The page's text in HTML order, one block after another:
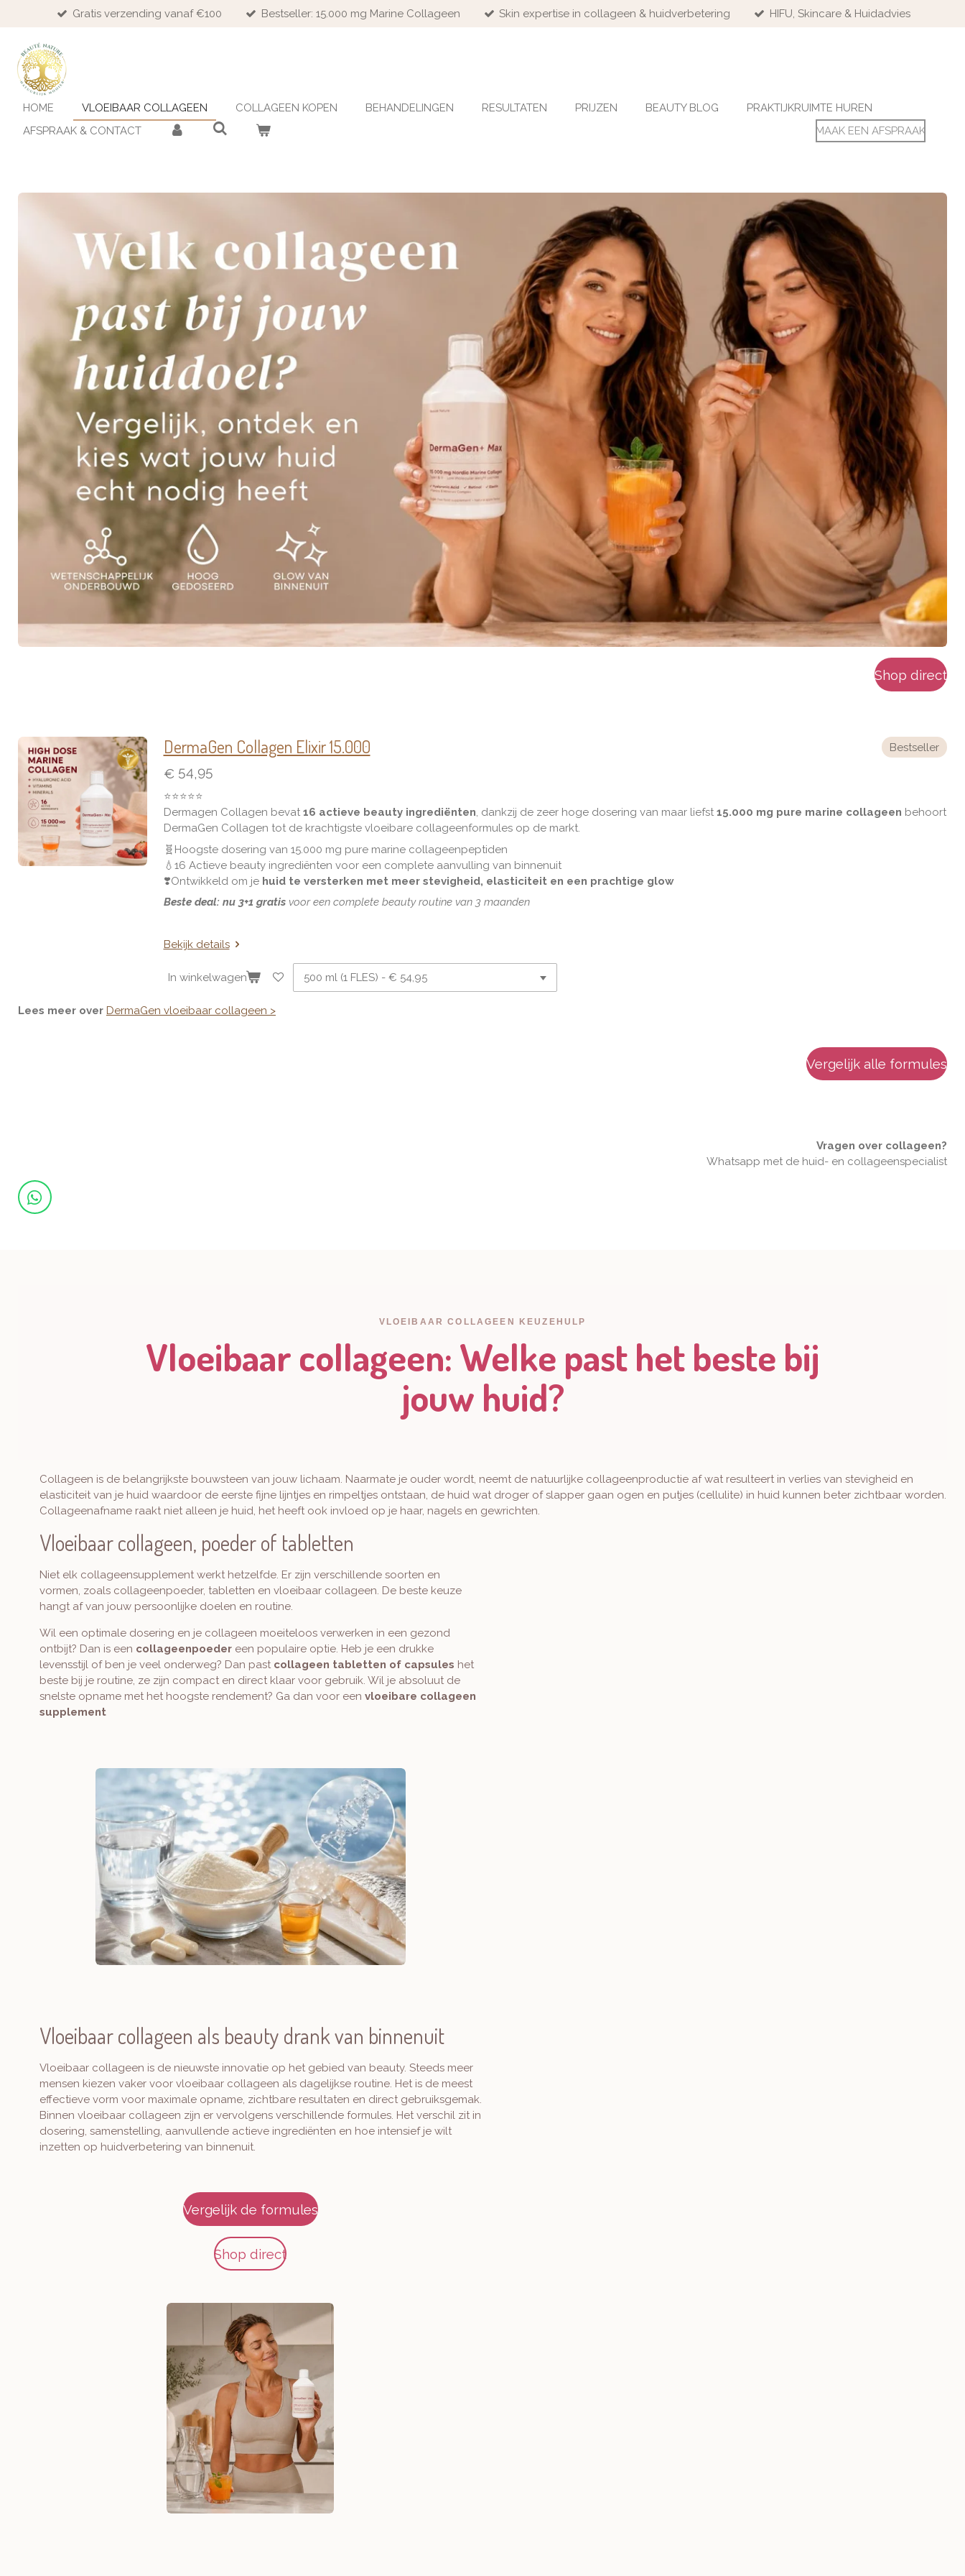
naar
de
hoofdinhoud
Gratis verzending vanaf €100 Bestseller: 15.000 mg Marine Collageen Skin expertise in collageen & huidverbetering HIFU, Skincare & Huidadvies
HOME VLOEIBAAR COLLAGEEN COLLAGEEN KOPEN BEHANDELINGEN RESULTATEN PRIJZEN BEAUTY BLOG
PRAKTIJKRUIMTE HUREN
AFSPRAAK & CONTACT
MAAK EEN AFSPRAAK
Shop direct
Bestseller
DermaGen Collagen Elixir 15.000
€ 54,95
⭐️⭐️⭐️⭐️⭐️
Dermagen Collagen bevat 16 actieve beauty ingrediënten, dankzij de zeer hoge dosering van maar liefst 15.000 mg pure marine collageen behoort
DermaGen Collagen tot de krachtigste vloeibare collageenformules op de markt.
🧬 Hoogste dosering van 15.000 mg pure marine collageenpeptiden
💧 16 Actieve beauty ingrediënten voor een complete aanvulling van binnenuit
❣️Ontwikkeld om je huid te versterken met meer stevigheid, elasticiteit en een prachtige glow
Beste deal: nu 3+1 gratisvoor een complete beauty routine van 3 maanden
Bekijk details
In winkelwagen
Lees meer over DermaGen vloeibaar collageen >
Vergelijk alle formules
Vragen over collageen?
Whatsapp met de huid- en collageenspecialist
W
VLOEIBAAR COLLAGEEN KEUZEHULP
Vloeibaar collageen: Welke past het beste bij
jouw huid?
Collageen is de belangrijkste bouwsteen van jouw lichaam. Naarmate je ouder wordt, neemt de natuurlijke collageenproductie af wat resulteert in verlies van stevigheid en
elasticiteit van je huid waardoor de eerste fijne lijntjes en rimpeltjes ontstaan, de huid wat droger of slapper gaan ogen en putjes (cellulite) in huid kunnen beter zichtbaar worden.
Collageenafname raakt niet alleen je huid, het heeft ook invloed op je haar, nagels en gewrichten.
Vloeibaar collageen, poeder of tabletten
Niet elk collageensupplement werkt hetzelfde. Er zijn verschillende soorten en
vormen, zoals collageenpoeder, tabletten en vloeibaar collageen. De beste keuze
hangt af van jouw persoonlijke doelen en routine.
Wil een optimale dosering en je collageen moeiteloos verwerken in een gezond
ontbijt? Dan is een collageenpoeder een populaire optie. Heb je een drukke
levensstijl of ben je veel onderweg? Dan past collageen tabletten of capsules het
beste bij je routine, ze zijn compact en direct klaar voor gebruik. Wil je absoluut de
snelste opname met het hoogste rendement? Ga dan voor een vloeibare collageen
supplement
Vloeibaar collageen als beauty drank van binnenuit
Vloeibaar collageen is de nieuwste innovatie op het gebied van beauty. Steeds meer
mensen kiezen vaker voor vloeibaar collageen als dagelijkse routine. Het is de meest
effectieve vorm voor maximale opname, zichtbare resultaten en direct gebruiksgemak.
Binnen vloeibaar collageen zijn er vervolgens verschillende formules. Het verschil zit in
dosering, samenstelling, aanvullende actieve ingrediënten en hoe intensief je wilt
inzetten op huidverbetering van binnenuit.
Vergelijk de formules
Shop direct